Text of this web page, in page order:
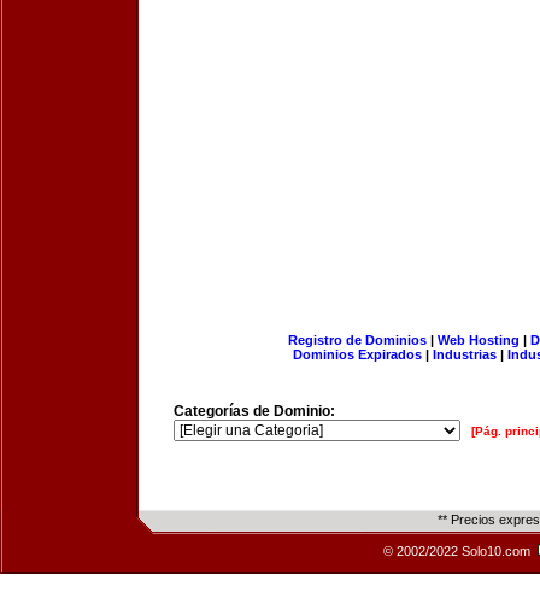
Registro de Dominios| Web Hosting |
Dominios Expirados | Industrias |
Categorías de Dominio:
[Pág.
** Precios
© 2002/2022 Solo10.com